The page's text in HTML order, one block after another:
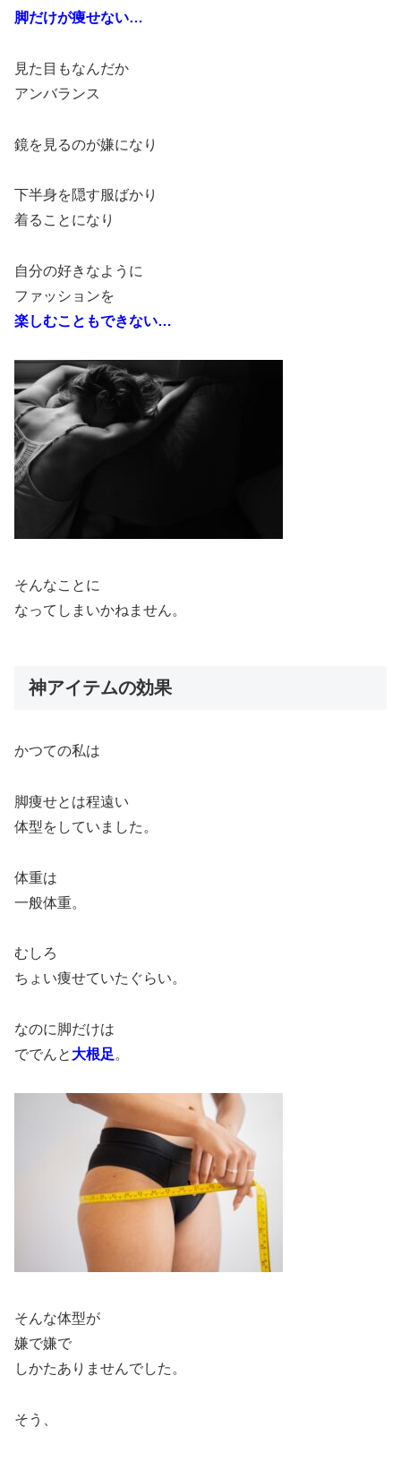
脚だけが痩せない…
見た目もなんだか
アンバランス
鏡を見るのが嫌になり
下半身を隠す服ばかり
着ることになり
自分の好きなように
ファッションを
楽しむこともできない…
そんなことに
なってしまいかねません。
神アイテムの効果
かつての私は
脚痩せとは程遠い
体型をしていました。
体重は
一般体重。
むしろ
ちょい痩せていたぐらい。
なのに脚だけは
ででんと 大根足。
そんな体型が
嫌で嫌で
しかたありませんでした。
そう、